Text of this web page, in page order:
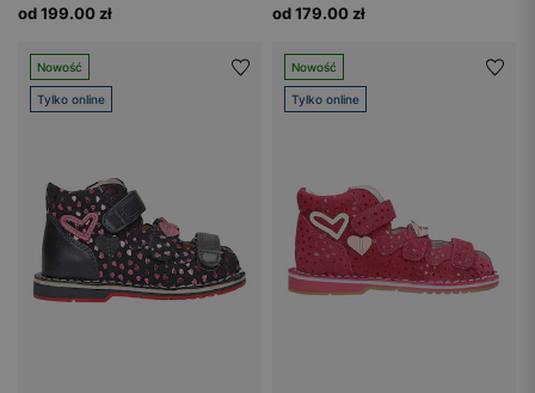
od 199.00 zł
od 179.00 zł
Nowość
Tylko online
Nowość
Tylko online